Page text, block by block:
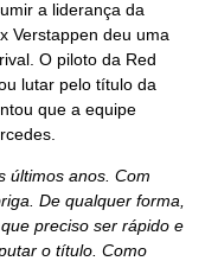
a liderança da
Verstappen deu uma
O piloto da Red
lutar pelo título da
que a equipe
últimos anos. Com
De qualquer forma,
preciso ser rápido e
o título. Como